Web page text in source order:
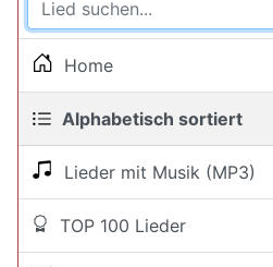
Home
Alphabetisch sortiert
Lieder mit Musik (MP3)
TOP 100 Lieder